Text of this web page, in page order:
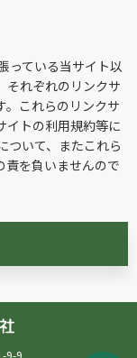
っている当サイト以
それぞれのリンクサ
。これらのリンクサ
イトの利用規約等に
ついて、またこれら
責を負いませんので
9-9